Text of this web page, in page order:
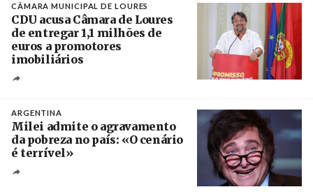
CÂMARA MUNICIPAL DE LOURES
CDU acusa Câmara de Loures
de entregar 1,1 milhões de
euros a promotores
imobiliários
ARGENTINA
Milei admite o agravamento
da pobreza no país: «O cenário
é terrível»